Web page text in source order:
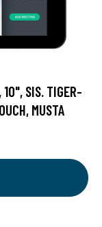
10", SIS. TIGER-
MUSTA